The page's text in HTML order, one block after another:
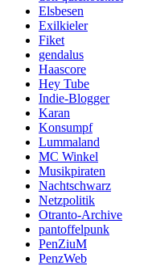
Elsbesen
Exilkieler
Fiket
gendalus
Haascore
Hey Tube
Indie-Blogger
Karan
Konsumpf
Lummaland
MC Winkel
Musikpiraten
Nachtschwarz
Netzpolitik
Otranto-Archive
pantoffelpunk
PenZiuM
PenzWeb